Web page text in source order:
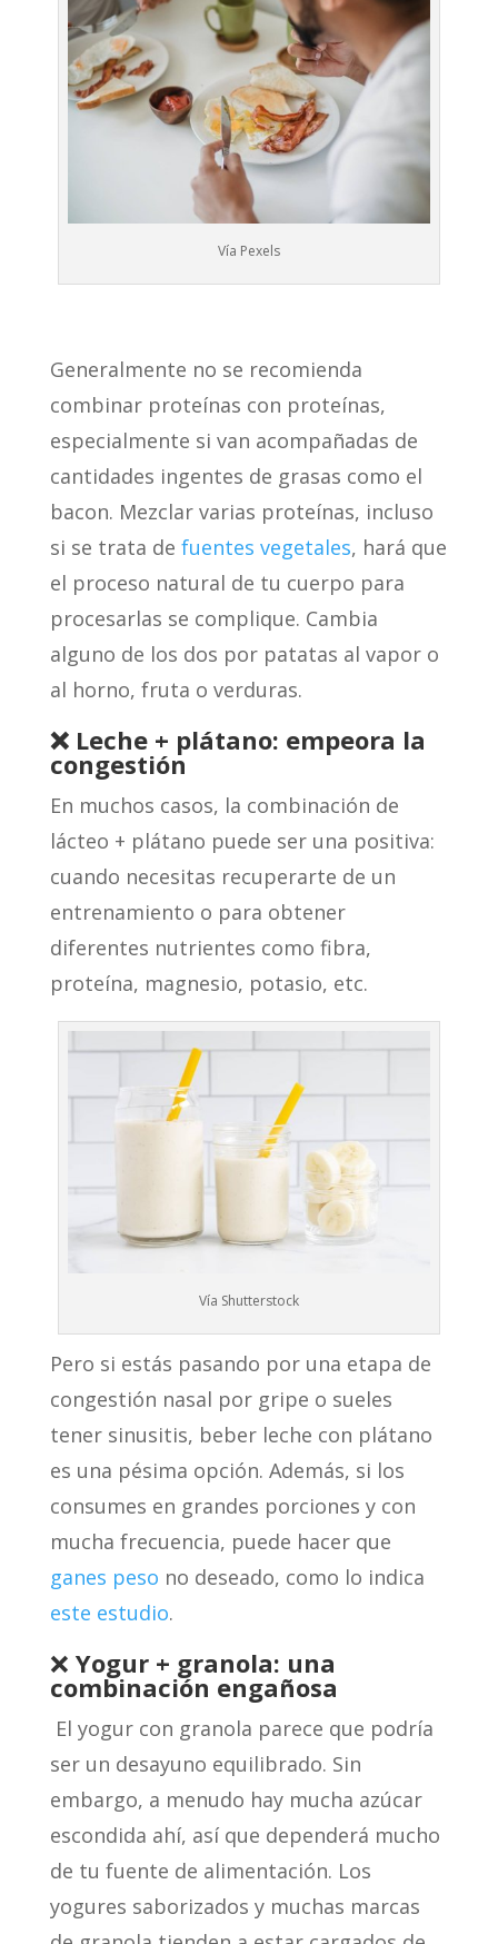
Vía Pexels
Generalmente no se recomienda
combinar proteínas con proteínas,
especialmente si van acompañadas de
cantidades ingentes de grasas como el
bacon. Mezclar varias proteínas, incluso
si se trata de fuentes vegetales, hará que
el proceso natural de tu cuerpo para
procesarlas se complique. Cambia
alguno de los dos por patatas al vapor o
al horno, fruta o verduras.
❌ Leche + plátano: empeora la
congestión
En muchos casos, la combinación de
lácteo + plátano puede ser una positiva:
cuando necesitas recuperarte de un
entrenamiento o para obtener
diferentes nutrientes como fibra,
proteína, magnesio, potasio, etc.
Vía Shutterstock
Pero si estás pasando por una etapa de
congestión nasal por gripe o sueles
tener sinusitis, beber leche con plátano
es una pésima opción. Además, si los
consumes en grandes porciones y con
mucha frecuencia, puede hacer que
ganes peso no deseado, como lo indica
este estudio.
❌ Yogur + granola: una
combinación engañosa
El yogur con granola parece que podría
ser un desayuno equilibrado. Sin
embargo, a menudo hay mucha azúcar
escondida ahí, así que dependerá mucho
de tu fuente de alimentación. Los
yogures saborizados y muchas marcas